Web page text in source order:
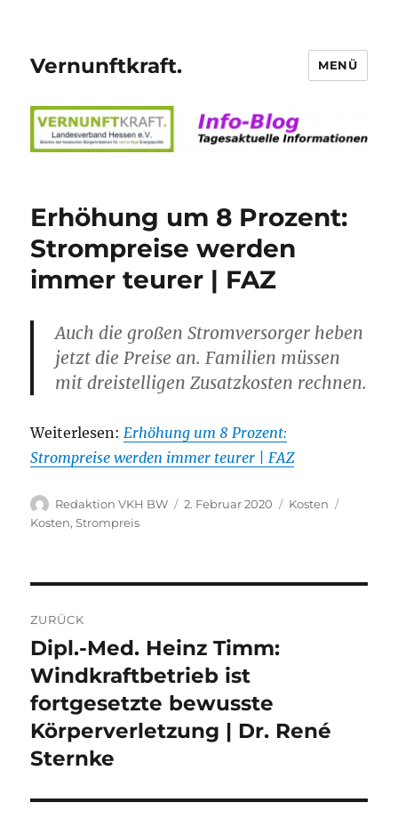
Vernunftkraft. MENÜ
Erhöhung um 8 Prozent:
Strompreise werden
immer teurer | FAZ
Auch die großen Stromversorger heben
jetzt die Preise an. Familien müssen
mit dreistelligen Zusatzkosten rechnen.
Weiterlesen: Erhöhung um 8 Prozent:
Strompreise werden immer teurer | FAZ
Autor
Redaktion VKH BW
Veröffentlicht
2. Februar 2020 Kategorien
Kosten
Kosten,Strompreis
ZURÜCK
Vorheriger
Beitrag:
Dipl.-Med. Heinz Timm:
Windkraftbetrieb ist
fortgesetzte bewusste
Körperverletzung | Dr. René
Sternke